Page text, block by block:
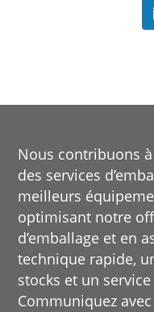
Nous contribuons
des services
meilleurs
optimisant notre
d’emballage et en
technique rapide,
stocks et un
Communiquez